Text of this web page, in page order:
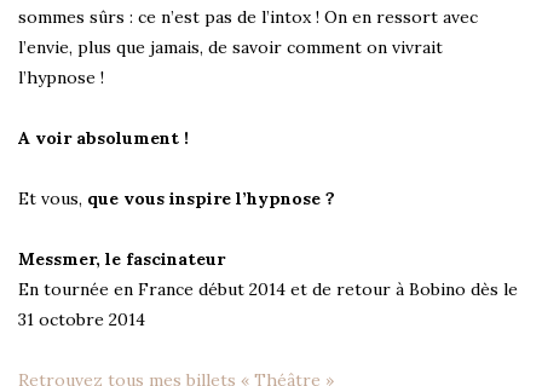
sommes sûrs : ce n’est pas de l’intox ! On en ressort avec
l’envie, plus que jamais, de savoir comment on vivrait
l’hypnose !
A voir absolument !
Et vous, que vous inspire l’hypnose ?
Messmer, le fascinateur
En tournée en France début 2014 et de retour à Bobino dès le
31 octobre 2014
Retrouvez tous mes billets « Théâtre »